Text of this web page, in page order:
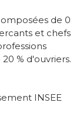
de 0
et chefs
% d'ouvriers.
INSEE